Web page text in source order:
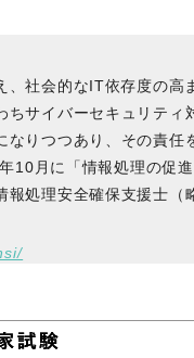
、社会的なIT依存度の高
ちサイバーセキュリテ
りつつあり、その責任
10月に「情報処理の促
処理安全確保支援士（